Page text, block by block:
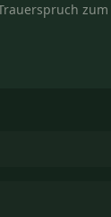
zum